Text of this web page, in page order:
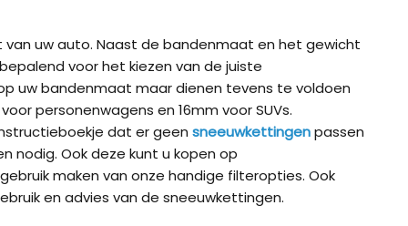
van uw auto. Naast de bandenmaat en het gewicht
voor het kiezen van de juiste
uw bandenmaat maar dienen tevens te voldoen
personenwagens en 16mm voor SUVs.
dat er geen sneeuwkettingenpassen
nodig. Ook deze kunt u kopen op
maken van onze handige filteropties. Ook
en advies van de sneeuwkettingen.